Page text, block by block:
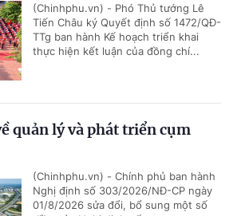
(Chinhphu.vn) - Phó Thủ tướng Lê
Tiến Châu ký Quyết định số 1472/QĐ-
TTg ban hành Kế hoạch triển khai
thực hiện kết luận của đồng chí...
quản lý và phát triển cụm
(Chinhphu.vn) - Chính phủ ban hành
Nghị định số 303/2026/NĐ-CP ngày
01/8/2026 sửa đổi, bổ sung một số